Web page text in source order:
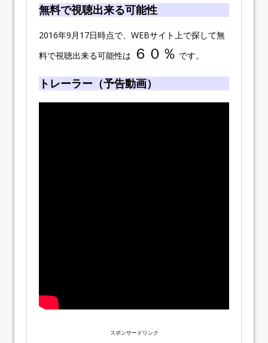
無料で視聴出来る可能性
2016年9月17日時点で、WEBサイト上で探して無
料で視聴出来る可能性は ６０％ です。
トレーラー（予告動画）
スポンサードリンク